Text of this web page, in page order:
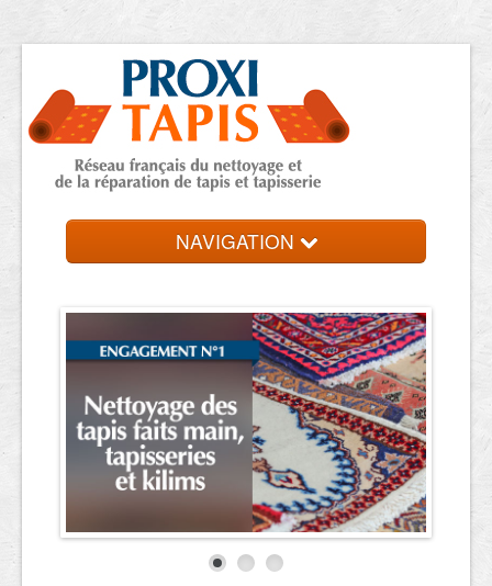
NAVIGATION